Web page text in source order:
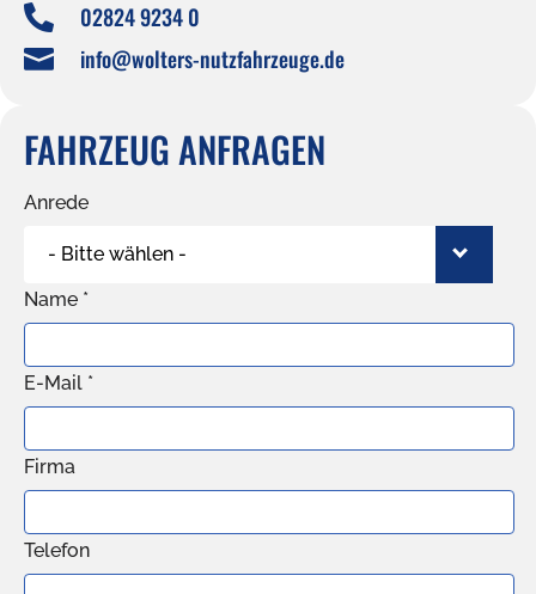
 02824 9234 0
 info@wolters-nutzfahrzeuge.de
FAHRZEUG ANFRAGEN
Anrede
- Bitte wählen -
Name *
E-Mail *
Firma
Telefon